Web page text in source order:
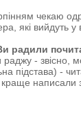
чекаю
які вийдуть у
радили
раджу - звісно,
підстава) -
краще написали